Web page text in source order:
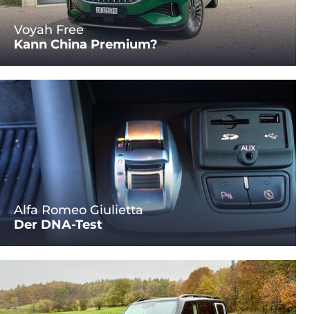
Voyah Free
Kann China Premium?
Alfa Romeo Giulietta
Der DNA-Test